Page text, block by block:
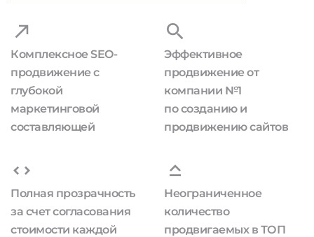
Комплексное SEO-
продвижение с
глубокой
маркетинговой
составляющей
Эффективное
продвижение от
компании №1
по созданию и
продвижению сайтов
Полная прозрачность
за счет согласования
стоимости каждой
Неограниченное
количество
продвигаемых в ТОП